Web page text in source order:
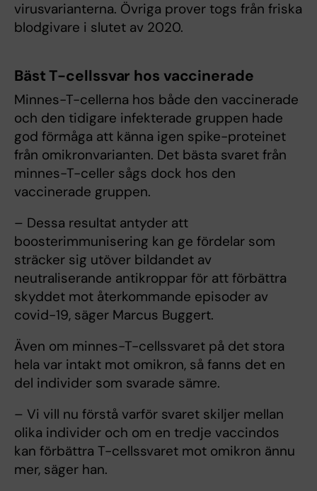
virusvarianterna. Övriga prover togs från friska
blodgivare i slutet av 2020.
Bäst T-cellssvar hos vaccinerade
Minnes-T-cellerna hos både den vaccinerade
och den tidigare infekterade gruppen hade
god förmåga att känna igen spike-proteinet
från omikronvarianten. Det bästa svaret från
minnes-T-celler sågs dock hos den
vaccinerade gruppen.
– Dessa resultat antyder att
boosterimmunisering kan ge fördelar som
sträcker sig utöver bildandet av
neutraliserande antikroppar för att förbättra
skyddet mot återkommande episoder av
covid-19, säger Marcus Buggert.
Även om minnes-T-cellssvaret på det stora
hela var intakt mot omikron, så fanns det en
del individer som svarade sämre.
– Vi vill nu förstå varför svaret skiljer mellan
olika individer och om en tredje vaccindos
kan förbättra T-cellssvaret mot omikron ännu
mer, säger han.